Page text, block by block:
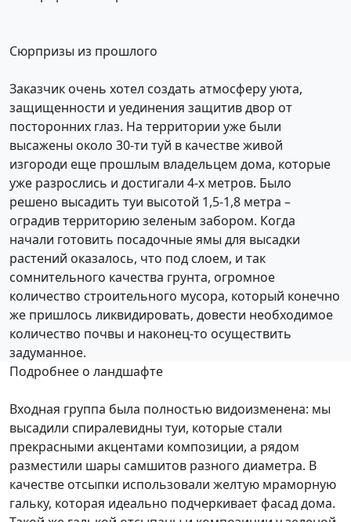
Сюрпризы из прошлого
Заказчик очень хотел создать атмосферу уюта,
защищенности и уединения защитив двор от
посторонних глаз. На территории уже были
высажены около 30-ти туй в качестве живой
изгороди еще прошлым владельцем дома, которые
уже разрослись и достигали 4-х метров. Было
решено высадить туи высотой 1,5-1,8 метра –
оградив территорию зеленым забором. Когда
начали готовить посадочные ямы для высадки
растений оказалось, что под слоем, и так
сомнительного качества грунта, огромное
количество строительного мусора, который конечно
же пришлось ликвидировать, довести необходимое
количество почвы и наконец-то осуществить
задуманное.
Подробнее о ландшафте
Входная группа была полностью видоизменена: мы
высадили спиралевидны туи, которые стали
прекрасными акцентами композиции, а рядом
разместили шары самшитов разного диаметра. В
качестве отсыпки использовали желтую мраморную
гальку, которая идеально подчеркивает фасад дома.